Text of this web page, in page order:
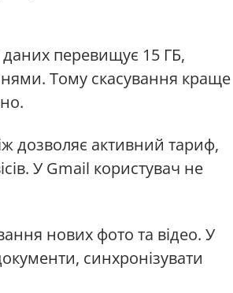
перевищує 15 ГБ,
Тому скасування краще
дозволяє активний тариф,
У Gmail користувач не
нових фото та відео. У
синхронізувати